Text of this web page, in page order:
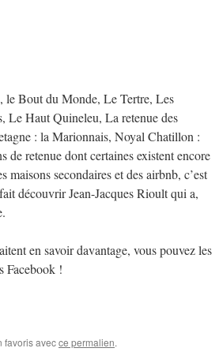
le Bout du Monde, Le Tertre, Les
Le Haut Quineleu, La retenue des
: la Marionnais, Noyal Chatillon :
retenue dont certaines existent encore
maisons secondaires et des airbnb, c’est
découvrir Jean-Jacques Rioult qui a,
en savoir davantage, vous pouvez les
Facebook !
favoris avecce permalien.